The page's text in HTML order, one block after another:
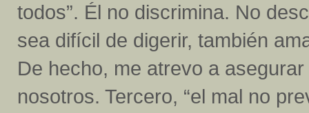
todos”. Él no discrimina. No
sea difícil de digerir, también
De hecho, me atrevo a
nosotros. Tercero, “el mal no